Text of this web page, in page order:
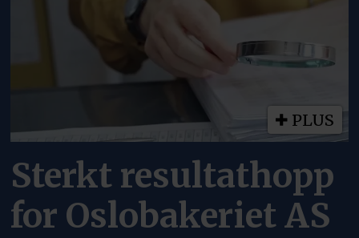
PLUS
Sterkt resultathopp
for Oslobakeriet AS